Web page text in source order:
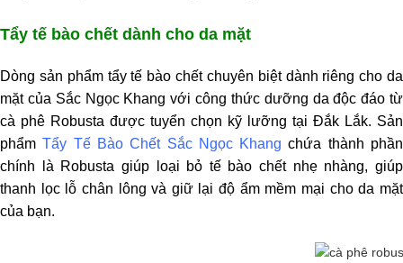
Tẩy tế bào chết dành cho da mặt
Dòng sản phẩm tẩy tế bào chết chuyên biệt dành riêng cho da
mặt của Sắc Ngọc Khang với công thức dưỡng da độc đáo từ
cà phê Robusta được tuyển chọn kỹ lưỡng tại Đắk Lắk. Sản
phẩmTẩy Tế Bào Chết Sắc Ngọc Khang chứa thành phần
chính là Robusta giúp loại bỏ tế bào chết nhẹ nhàng, giúp
thanh lọc lỗ chân lông và giữ lại độ ẩm mềm mại cho da mặt
của bạn.